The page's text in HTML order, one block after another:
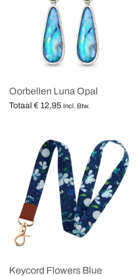
Oorbellen Luna Opal
Totaal € 12,95 Incl. Btw.
Keycord Flowers Blue